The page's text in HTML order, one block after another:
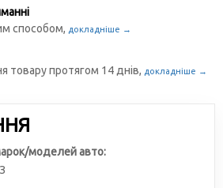
способом, докладніше →
товару протягом 14 днів, докладніше →
моделей авто: